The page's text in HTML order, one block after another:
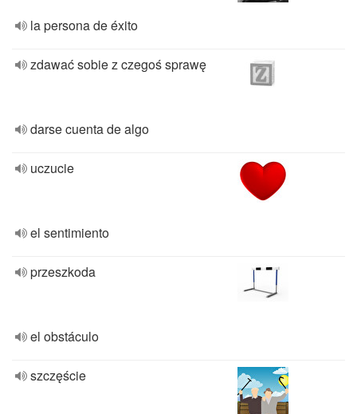
la persona de éxito
zdawać sobie z czegoś sprawę
darse cuenta de algo
uczucie
el sentimiento
przeszkoda
el obstáculo
szczęście